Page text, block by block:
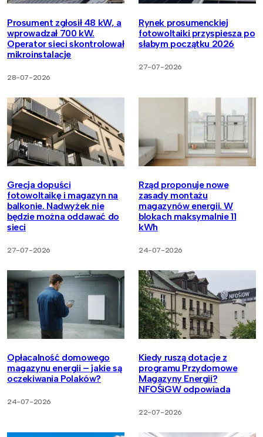
Prosument zgłosił 48 kW, a
wprowadzał 700 kW.
Operator sieci skontrolował
mikroinstalacje
28-07-2026
Rynek prosumenckiej
fotowoltaiki przyspiesza po
słabym początku 2026
27-07-2026
Grecja dopuści
fotowoltaikę i magazyn na
balkonie. Nadwyżek nie
będzie można oddawać do
sieci
27-07-2026
Rząd proponuje nowe
zasady montażu
magazynów energii. W
blokach maksymalnie 11
kWh
24-07-2026
Opłacalność domowego
magazynu energii – jakie są
oczekiwania Polaków?
24-07-2026
Kiedy ruszą dotacje z
programu Przydomowe
Magazyny Energii?
NFOŚiGW odpowiada
22-07-2026